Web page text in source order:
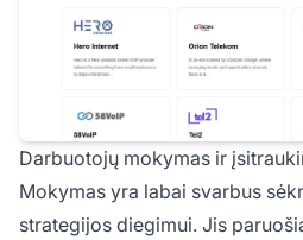
Darbuotojų mokymas ir
Mokymas yra labai svarbus
strategijos diegimui. Jis